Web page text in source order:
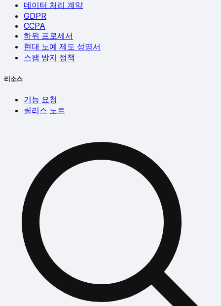
데이터 처리 계약
GDPR
CCPA
하위 프로세서
현대 노예 제도 성명서
스팸 방지 정책
리소스
기능 요청
릴리스 노트